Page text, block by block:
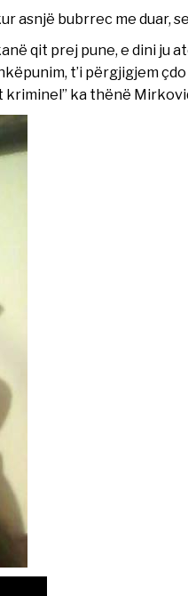
asnjë bubrrec me duar,
qit prej pune, e dini ju
t’i përgjigjem
kriminel” ka thënë